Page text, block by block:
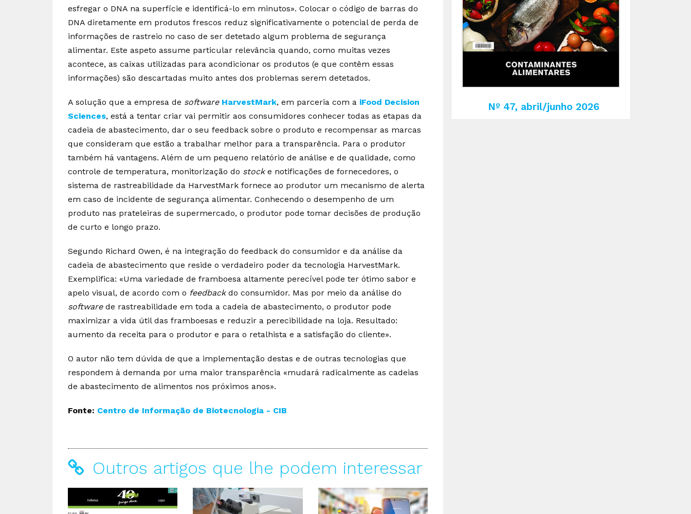
esfregar o DNA na superfície e identificá-lo em minutos». Colocar o código de barras do
DNA diretamente em produtos frescos reduz significativamente o potencial de perda de
informações de rastreio no caso de ser detetado algum problema de segurança
alimentar. Este aspeto assume particular relevância quando, como muitas vezes
acontece, as caixas utilizadas para acondicionar os produtos (e que contêm essas
informações) são descartadas muito antes dos problemas serem detetados.
A solução que a empresa de software HarvestMark, em parceria com a iFood Decision
Sciences, está a tentar criar vai permitir aos consumidores conhecer todas as etapas da
cadeia de abastecimento, dar o seu feedback sobre o produto e recompensar as marcas
que consideram que estão a trabalhar melhor para a transparência. Para o produtor
também há vantagens. Além de um pequeno relatório de análise e de qualidade, como
controle de temperatura, monitorização do stocke notificações de fornecedores, o
sistema de rastreabilidade da HarvestMark fornece ao produtor um mecanismo de alerta
em caso de incidente de segurança alimentar. Conhecendo o desempenho de um
produto nas prateleiras de supermercado, o produtor pode tomar decisões de produção
de curto e longo prazo.
Segundo Richard Owen, é na integração do feedback do consumidor e da análise da
cadeia de abastecimento que reside o verdadeiro poder da tecnologia HarvestMark.
Exemplifica: «Uma variedade de framboesa altamente perecível pode ter ótimo sabor e
apelo visual, de acordo com o feedbackdo consumidor. Mas por meio da análise do
software de rastreabilidade em toda a cadeia de abastecimento, o produtor pode
maximizar a vida útil das framboesas e reduzir a perecibilidade na loja. Resultado:
aumento da receita para o produtor e para o retalhista e a satisfação do cliente».
O autor não tem dúvida de que a implementação destas e de outras tecnologias que
respondem à demanda por uma maior transparência «mudará radicalmente as cadeias
de abastecimento de alimentos nos próximos anos».
Fonte: Centro de Informação de Biotecnologia - CIB
Outros artigos que lhe podem interessar
Nº 47, abril/junho 2026